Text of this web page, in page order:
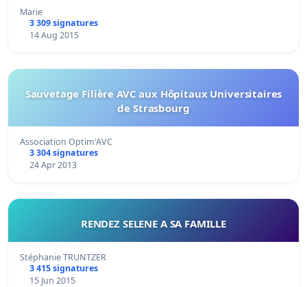
Marie
3 309 signatures
14 Aug 2015
Sauvetage Filière AVC aux Hôpitaux Universitaires
de Strasbourg
Association Optim'AVC
3 304 signatures
24 Apr 2013
RENDEZ SELENE A SA FAMILLE
Stéphanie TRUNTZER
3 415 signatures
15 Jun 2015